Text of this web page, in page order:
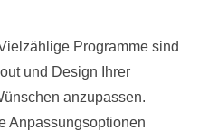
Programme sind
und Design Ihrer
anzupassen.
Anpassungsoptionen